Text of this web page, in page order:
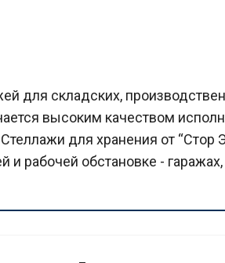
для складских,
высоким качеством
для хранения от “Стор
и рабочей обстановке -